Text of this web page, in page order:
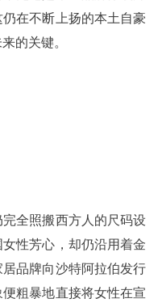
在不断上扬的本土自豪
的关键。
性芳心，却仍沿用着金
品牌向沙特阿拉伯发行
粗暴地直接将女性在宣